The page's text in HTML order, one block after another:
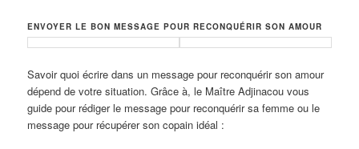
ENVOYER LE BON MESSAGE POUR RECONQUÉRIR SON AMOUR
Savoir quoi écrire dans un message pour reconquérir son amour
dépend de votre situation. Grâce à, le Maître Adjinacou vous
guide pour rédiger le message pour reconquérir sa femme ou le
message pour récupérer son copain idéal :